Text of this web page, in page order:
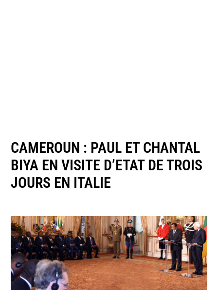
CAMEROUN : PAUL ET CHANTAL
BIYA EN VISITE D’ETAT DE TROIS
JOURS EN ITALIE